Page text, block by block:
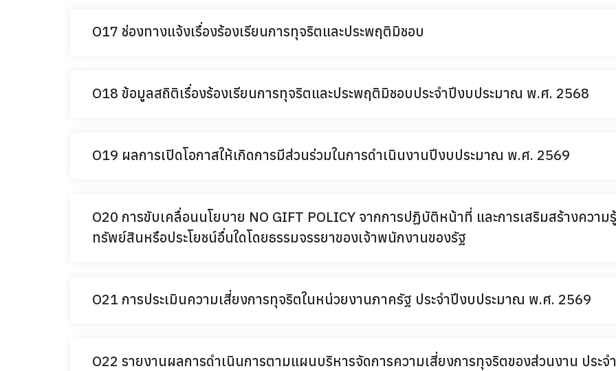
O17 ช่องทางแจ้งเรื่องร้องเรียนการทุจริตและประพฤติมิชอบ
O18 ข้อมูลสถิติเรื่องร้องเรียนการทุจริตและประพฤติมิชอบประจำปีงบประมาณ พ.ศ. 2568
O19 ผลการเปิดโอกาสให้เกิดการมีส่วนร่วมในการดำเนินงานปีงบประมาณ พ.ศ. 2569
O20 การขับเคลื่อนนโยบาย NO GIFT POLICY จากการปฏิบัติหน้าที่ และการเสริมสร้างควา
ทรัพย์สินหรือประโยชน์อื่นใดโดยธรรมจรรยาของเจ้าพนักงานของรัฐ
O21 การประเมินความเสี่ยงการทุจริตในหน่วยงานภาครัฐ ประจำปีงบประมาณ พ.ศ. 2569
O22 รายงานผลการดำเนินการตามแผนบริหารจัดการความเสี่ยงการทุจริตของส่วนงาน ปร